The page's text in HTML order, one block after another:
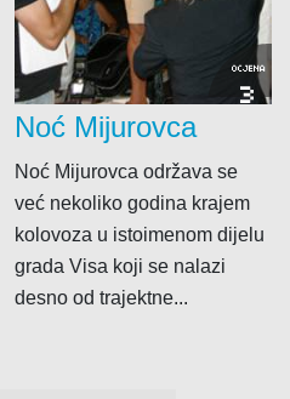
OCJENA
3
Noć Mijurovca
Noć Mijurovca održava se
već nekoliko godina krajem
kolovoza u istoimenom dijelu
grada Visa koji se nalazi
desno od trajektne...